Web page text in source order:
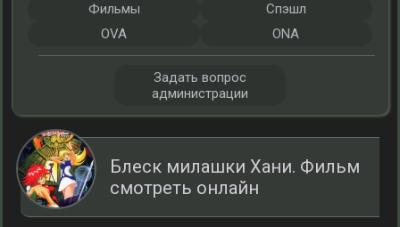
Блеск милашки Хани. Фильм
смотреть онлайн
Фильмы
Спэшл
OVA
ONA
Задать вопрос
администрации